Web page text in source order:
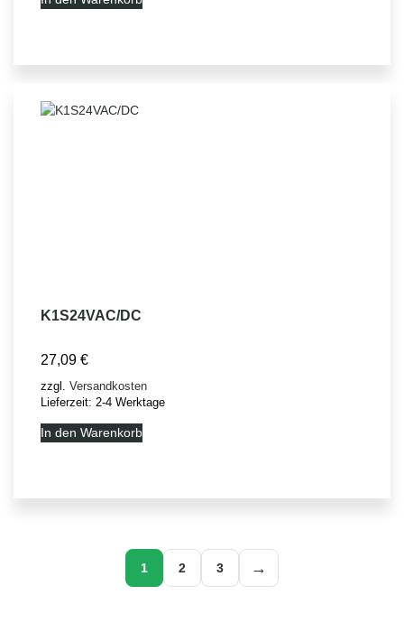
K1S24VAC/DC
27,09 €
zzgl. Versandkosten
Lieferzeit: 2-4 Werktage
In den Warenkorb
1 2 3 →